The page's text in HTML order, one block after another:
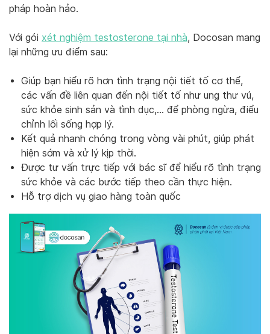
pháp hoàn hảo.
Với gói xét nghiệm testosterone tại nhà, Docosan mang
lại những ưu điểm sau:
Giúp bạn hiểu rõ hơn tình trạng nội tiết tố cơ thể,
các vấn đề liên quan đến nội tiết tố như ung thư vú,
sức khỏe sinh sản và tình dục,… để phòng ngừa, điểu
chỉnh lối sống hợp lý.
Kết quả nhanh chóng trong vòng vài phút, giúp phát
hiện sớm và xử lý kịp thời.
Được tư vấn trực tiếp với bác sĩ để hiểu rõ tình trạng
sức khỏe và các bước tiếp theo cần thực hiện.
Hỗ trợ dịch vụ giao hàng toàn quốc